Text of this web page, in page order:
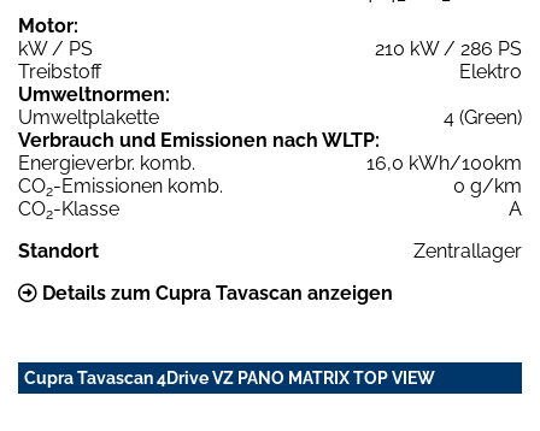
Motor:
kW / PS
210 kW / 286 PS
Treibstoff
Elektro
Umweltnormen:
Umweltplakette
4 (Green)
Verbrauch und Emissionen nach WLTP:
Energieverbr. komb.
16,0 kWh/100km
CO2-Emissionen komb.
0 g/km
CO2-Klasse
A
Standort
Zentrallager
Details zum Cupra Tavascan anzeigen
Cupra Tavascan 4Drive VZ PANO MATRIX TOP VIEW